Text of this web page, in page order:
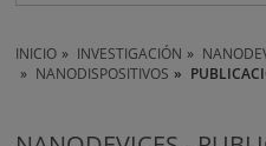
INICIO INVESTIGACIÓN
NANODISPOSITIVOS